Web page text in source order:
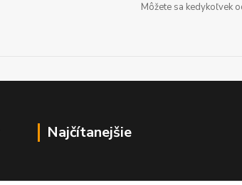
Môžete sa kedykoľvek
Najčítanejšie